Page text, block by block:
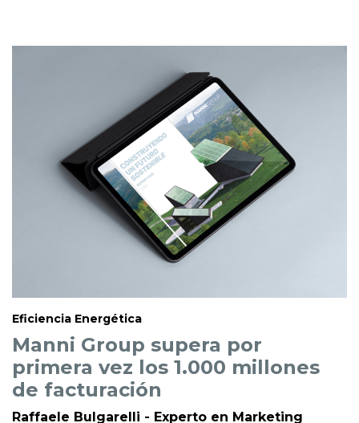
Eficiencia Energética
Manni Group supera por
primera vez los 1.000 millones
de facturación
Raffaele Bulgarelli - Experto en Marketing